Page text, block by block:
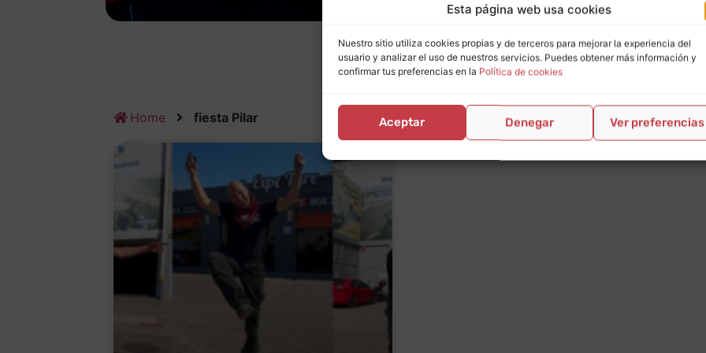
Esta página web usa cookies
Nuestro sitio utiliza cookies propias y de terceros para mejorar la experiencia del
usuario y analizar el uso de nuestros servicios. Puedes obtener más información y
confirmar tus preferencias en la Política de cookies
Aceptar Denegar Ver preferencias
Home fiesta Pilar